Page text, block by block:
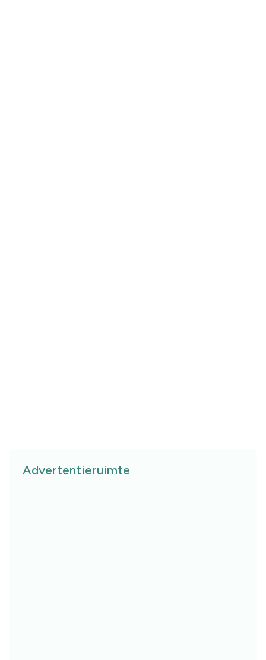
Advertentieruimte